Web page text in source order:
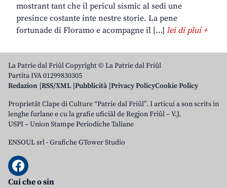
mostrant tant che il pericul sismic al sedi une
presince costante inte nestre storie. La pene
fortunade di Floramo e acompagne il […] lei di plui +
La Patrie dal Friûl Copyright © La Patrie dal Friûl
Partita IVA 01299830305
Redazion RSS/XML Pubblicità Privacy PolicyCookie Policy
Proprietât Clape di Culture “Patrie dal Friûl”. I articui a son scrits in
lenghe furlane e cu la grafie uficiâl de Regjon Friûl – V.J.
USPI – Union Stampe Periodiche Taliane
ENSOUL srl-Grafiche GTower Studio
Cui che o sin